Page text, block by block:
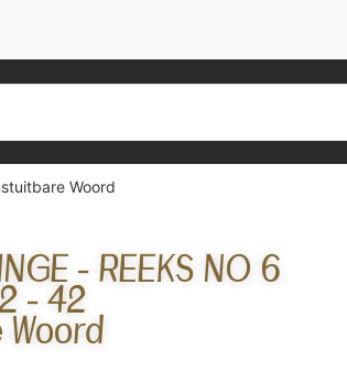
Woord
- REEKS NO 6
- 42